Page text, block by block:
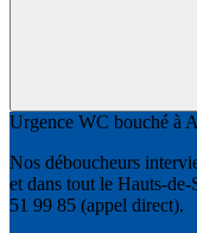
Urgence WC bouché à
Nos déboucheurs
et dans tout le Hauts-
51 99 85 (appel direct).